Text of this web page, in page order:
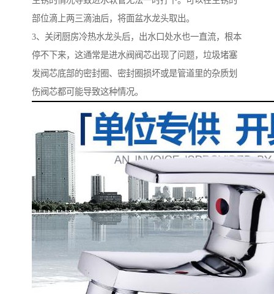
部位滴上两三滴油后，将面盆水龙头取出。
3、关闭厨房冷热水龙头后，出水口处水也一直流，根本
停不下来，这通常是进水阀阀芯出现了问题，垃圾堵塞
发阀芯底部的密封圈、密封圈损坏或是管道里的杂质划
伤阀芯都可能导致这种情况。